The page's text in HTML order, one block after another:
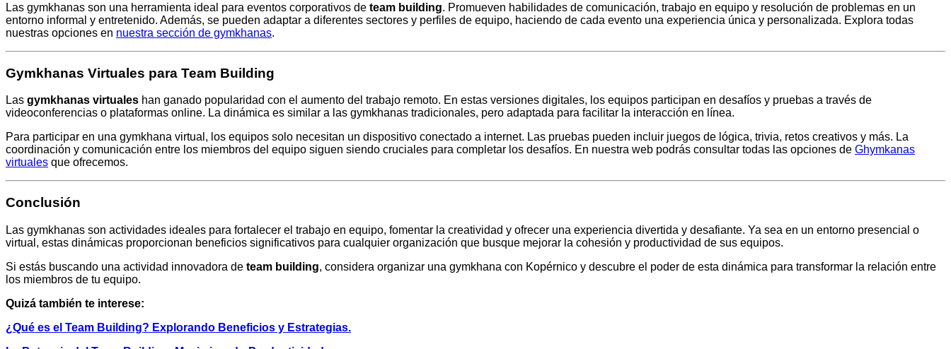
Las gymkhanas son una herramienta ideal para eventos corporativos de team building. Promueven habilidades de comunicación, trabajo en equipo y resolución de problemas en un
entorno informal y entretenido. Además, se pueden adaptar a diferentes sectores y perfiles de equipo, haciendo de cada evento una experiencia única y personalizada. Explora todas
nuestras opciones en nuestra sección de gymkhanas.
Gymkhanas Virtuales para Team Building
Las gymkhanas virtuales han ganado popularidad con el aumento del trabajo remoto. En estas versiones digitales, los equipos participan en desafíos y pruebas a través de
videoconferencias o plataformas online. La dinámica es similar a las gymkhanas tradicionales, pero adaptada para facilitar la interacción en línea.
Para participar en una gymkhana virtual, los equipos solo necesitan un dispositivo conectado a internet. Las pruebas pueden incluir juegos de lógica, trivia, retos creativos y más. La
coordinación y comunicación entre los miembros del equipo siguen siendo cruciales para completar los desafíos. En nuestra web podrás consultar todas las opciones de Ghymkanas
virtuales que ofrecemos.
Conclusión
Las gymkhanas son actividades ideales para fortalecer el trabajo en equipo, fomentar la creatividad y ofrecer una experiencia divertida y desafiante. Ya sea en un entorno presencial o
virtual, estas dinámicas proporcionan beneficios significativos para cualquier organización que busque mejorar la cohesión y productividad de sus equipos.
Si estás buscando una actividad innovadora de team building, considera organizar una gymkhana con Kopérnico y descubre el poder de esta dinámica para transformar la relación entre
los miembros de tu equipo.
Quizá también te interese:
¿Qué es el Team Building? Explorando Beneficios y Estrategias.